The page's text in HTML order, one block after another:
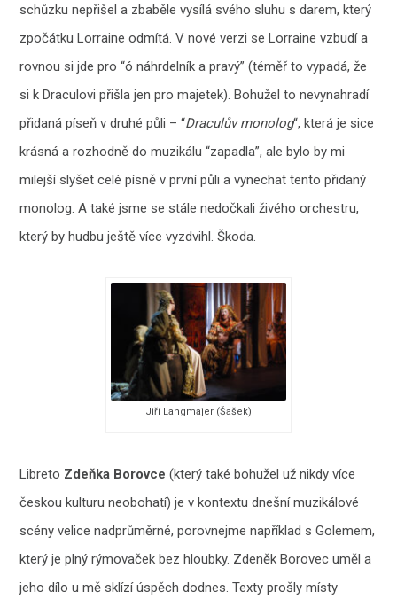
schůzku nepřišel a zbaběle vysílá svého sluhu s darem, který
zpočátku Lorraine odmítá. V nové verzi se Lorraine vzbudí a
rovnou si jde pro “ó náhrdelník a pravý” (téměř to vypadá, že
si k Draculovi přišla jen pro majetek). Bohužel to nevynahradí
přidaná píseň v druhé půli – “Draculův monolog“, která je sice
krásná a rozhodně do muzikálu “zapadla”, ale bylo by mi
milejší slyšet celé písně v první půli a vynechat tento přidaný
monolog. A také jsme se stále nedočkali živého orchestru,
který by hudbu ještě více vyzdvihl. Škoda.
Jiří Langmajer (Šašek)
Libreto Zdeňka Borovce (který také bohužel už nikdy více
českou kulturu neobohatí) je v kontextu dnešní muzikálové
scény velice nadprůměrné, porovnejme například s Golemem,
který je plný rýmovaček bez hloubky. Zdeněk Borovec uměl a
jeho dílo u mě sklízí úspěch dodnes. Texty prošly místy